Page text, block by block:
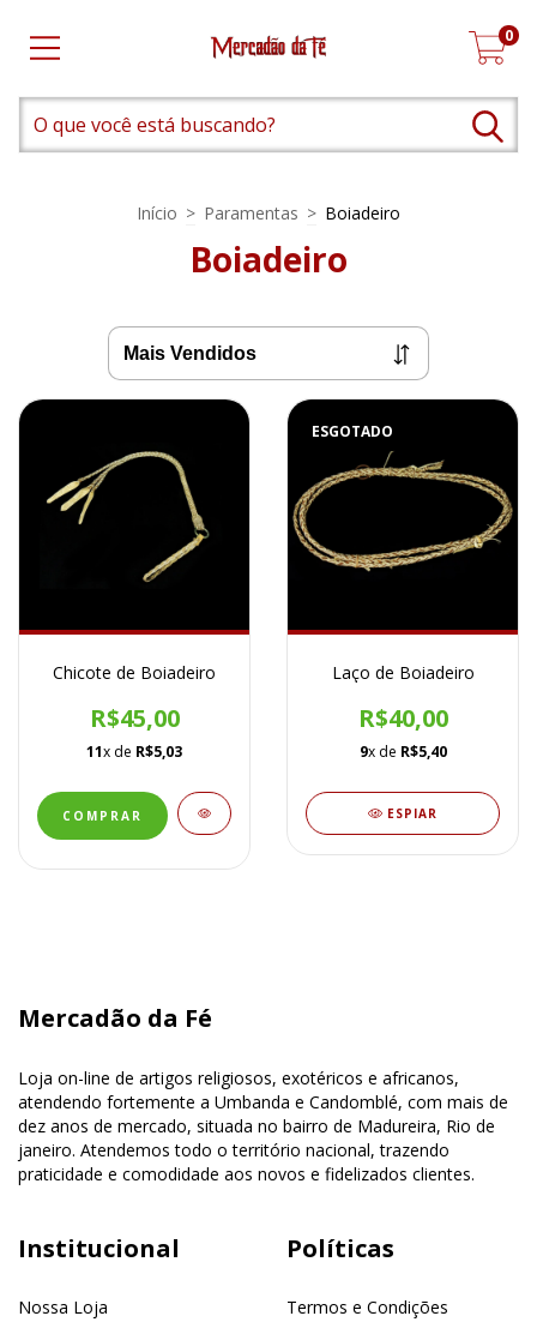
0
Início > Paramentas > Boiadeiro
Boiadeiro
Chicote de Boiadeiro
R$45,00
11x de R$5,03
ESGOTADO
Laço de Boiadeiro
R$40,00
9x de R$5,40
ESPIAR
Mercadão da Fé
Loja on-line de artigos religiosos, exotéricos e africanos,
atendendo fortemente a Umbanda e Candomblé, com mais de
dez anos de mercado, situada no bairro de Madureira, Rio de
janeiro. Atendemos todo o território nacional, trazendo
praticidade e comodidade aos novos e fidelizados clientes.
Institucional
Nossa Loja
Políticas
Termos e Condições